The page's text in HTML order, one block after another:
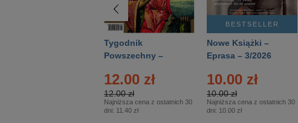
Tygodnik
Powszechny –
12.00 zł
12.00 zł
Najniższa cena z ostatnich 30
dni: 11.40 zł
BESTSELLER
Nowe Książki –
Eprasa – 3/2026
10.00 zł
10.00 zł
Najniższa cena z ostatnich 30
dni: 10.00 zł